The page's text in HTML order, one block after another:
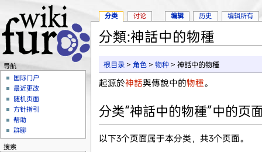
分類:神話中的物種
根目录 >角色 >物种 > 神話中的物種
起源於神話與傳說中的物種。
分类“神話中的物種”中的页
以下3个页面属于本分类，共3个页面。
分类 讨论 编辑 历史 编辑所有
导航
国际门户
最近更改
随机页面
方针指引
帮助
群聊
搜索